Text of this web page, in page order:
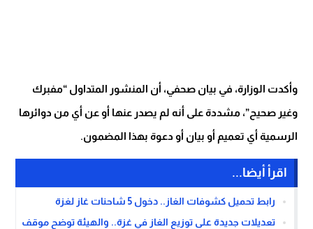
وأكدت الوزارة، في بيان صحفي، أن المنشور المتداول “مفبرك
وغير صحيح”، مشددة على أنه لم يصدر عنها أو عن أي من دوائرها
الرسمية أي تعميم أو بيان أو دعوة بهذا المضمون.
اقرأ أيضا...
رابط تحميل كشوفات الغاز.. دخول 5 شاحنات غاز لغزة
تعديلات جديدة على توزيع الغاز في غزة.. والهيئة توضح موقف